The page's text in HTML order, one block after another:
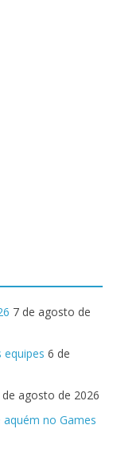
7 de agosto de
equipes 6 de
de agosto de 2026
no Games